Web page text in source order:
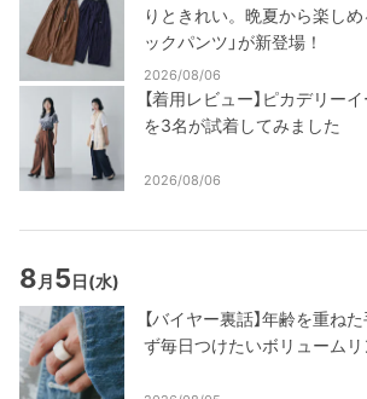
りときれい。晩夏から楽しめ
ックパンツ」が新登場！
2026/08/06
【着用レビュー】ピカデリー
を3名が試着してみました
2026/08/06
8 月5日(水)
【バイヤー裏話】年齢を重ね
ず毎日つけたいボリュームリ